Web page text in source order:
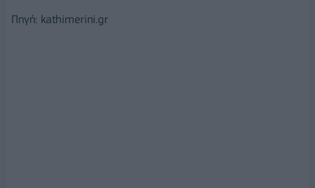
Πηγή: kathimerini.gr